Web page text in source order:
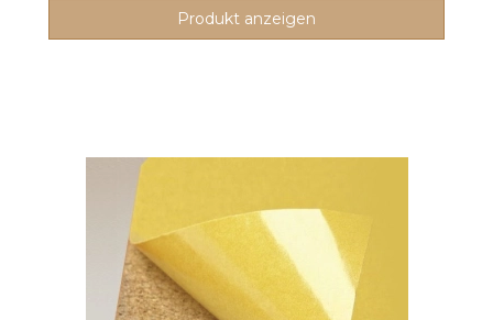
Produkt anzeigen